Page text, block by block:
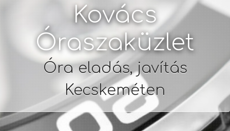
Kovács
Óraszaküzlet
Óra eladás, javítás
Kecskeméten